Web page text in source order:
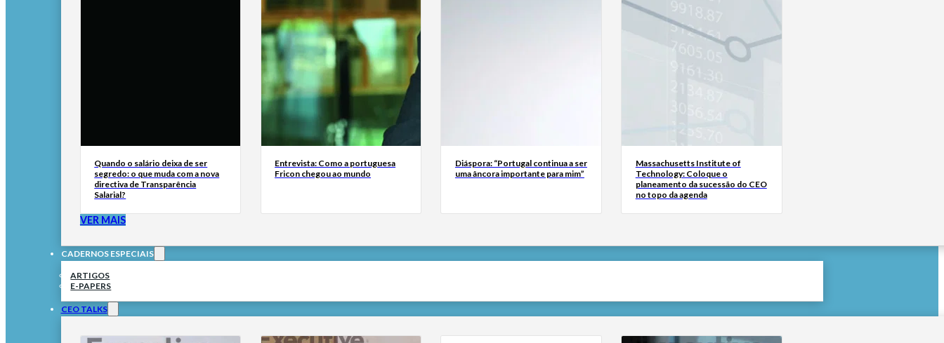
Quando o salário deixa de ser
segredo: o que muda com a nova
directiva de Transparência
Salarial?
Entrevista: Como a portuguesa
Fricon chegou ao mundo
Diáspora: “Portugal continua a ser
uma âncora importante para mim”
Massachusetts Institute of
Technology: Coloque o
planeamento da sucessão do CEO
no topo da agenda
VER MAIS
CADERNOS ESPECIAIS
ARTIGOS
E-PAPERS
CEO TALKS